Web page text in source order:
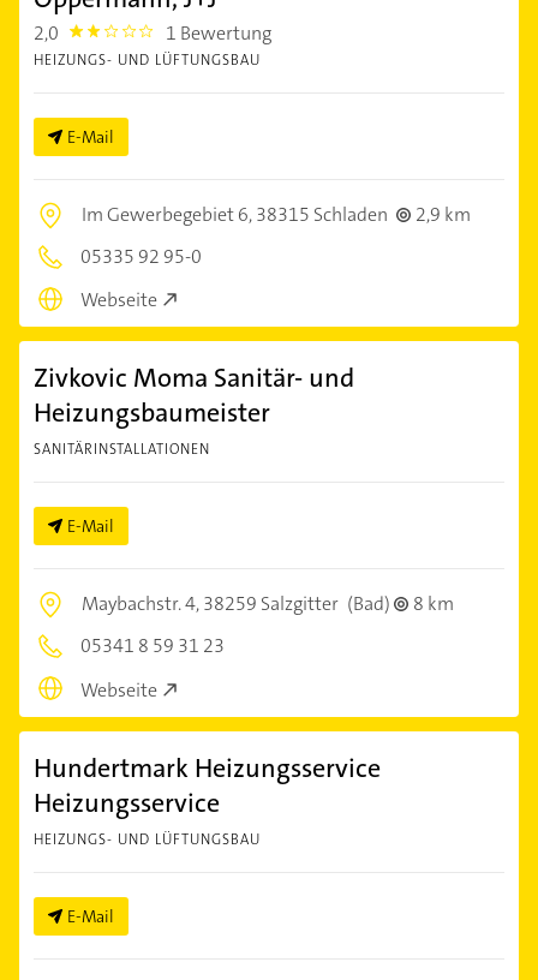
2,0 2.0 1 Bewertung
HEIZUNGS- UND LÜFTUNGSBAU
E-Mail
Im Gewerbegebiet 6,38315 Schladen
2,9 km
05335 92 95-0
Webseite
Zivkovic Moma Sanitär- und
Heizungsbaumeister
SANITÄRINSTALLATIONEN
E-Mail
Maybachstr. 4,38259 Salzgitter (Bad)
8 km
05341 8 59 31 23
Webseite
Hundertmark Heizungsservice
Heizungsservice
HEIZUNGS- UND LÜFTUNGSBAU
E-Mail